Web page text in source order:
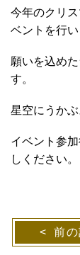
今年のクリ
ベントを行
願いを込め
す。
星空にうか
イベント参
しください。
前